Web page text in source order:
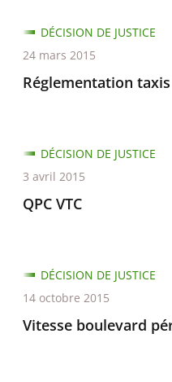
Réglementation taxis
DÉCISION DE JUSTICE
24 mars 2015
QPC VTC
DÉCISION DE JUSTICE
3 avril 2015
Vitesse boulevard
DÉCISION DE JUSTICE
14 octobre 2015